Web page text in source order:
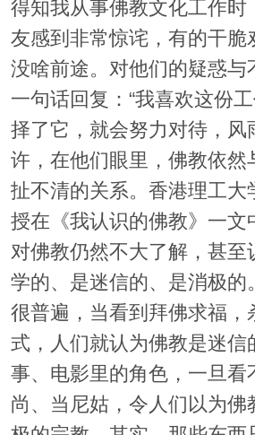
得知我从事佛教文化工作时
友感到非常惊诧，有的干脆
没啥前途。对他们的疑惑与
一句话回复：“我喜欢这份
择了它，就会努力对待，风
许，在他们眼里，佛教依然
扯不清的关系。香港理工大
授在《我认识的佛教》一文
对佛教仍然不大了解，甚至
学的、是迷信的、是消极的
很普遍，当看到拜佛求福，
式，人们就认为佛教是迷信
事、电影里的角色，一旦看
尚、当尼姑，令人们以为佛